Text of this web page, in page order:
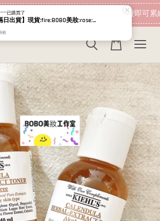
折抵 加入會員 消費即可累
已購買了
【隔日出貨】現貨:fire:BOBO美妝:rose:專櫃貨 效期2029.03 Relove 金盞花萃取弱酸私密潔淨凝露30ml
前